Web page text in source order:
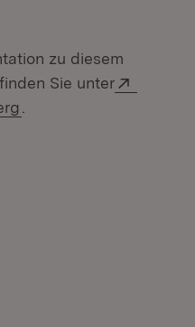
zu diesem
Sie unter